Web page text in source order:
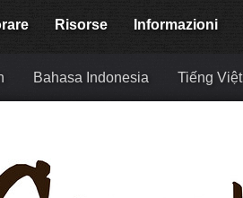
Risorse Informazioni
Bahasa Indonesia Tiếng Việt